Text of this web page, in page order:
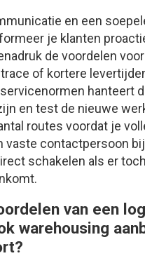
en een
je klanten
de voordelen
of kortere
hanteert
en test de nieuwe
routes voordat je
vaste contactpersoon
schakelen als er
van een
warehousing